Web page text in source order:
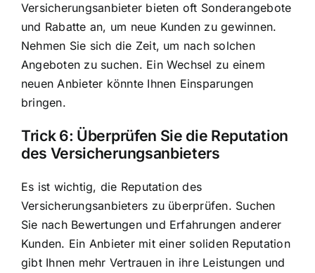
Versicherungsanbieter bieten oft Sonderangebote
und Rabatte an, um neue Kunden zu gewinnen.
Nehmen Sie sich die Zeit, um nach solchen
Angeboten zu suchen. Ein Wechsel zu einem
neuen Anbieter könnte Ihnen Einsparungen
bringen.
Trick 6: Überprüfen Sie die Reputation
des Versicherungsanbieters
Es ist wichtig, die Reputation des
Versicherungsanbieters zu überprüfen. Suchen
Sie nach Bewertungen und Erfahrungen anderer
Kunden. Ein Anbieter mit einer soliden Reputation
gibt Ihnen mehr Vertrauen in ihre Leistungen und